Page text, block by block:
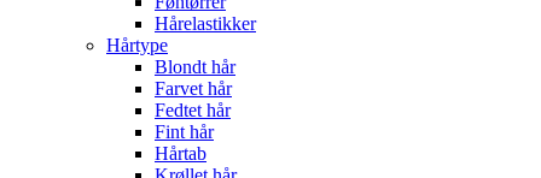
Hårelastikker
Hårtype
Blondt hår
Farvet hår
Fedtet hår
Fint hår
Hårtab